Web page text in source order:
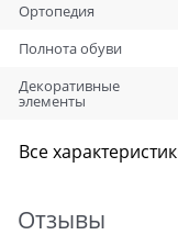
Ортопедия
Полнота обуви
Декоративные
элементы
Все
Отзывы